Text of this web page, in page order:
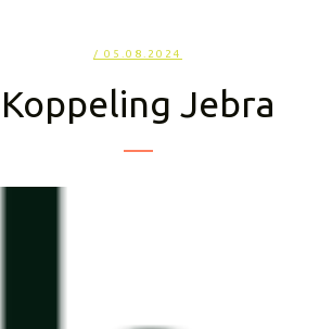
/ 05.08.2024
Koppeling Jebra